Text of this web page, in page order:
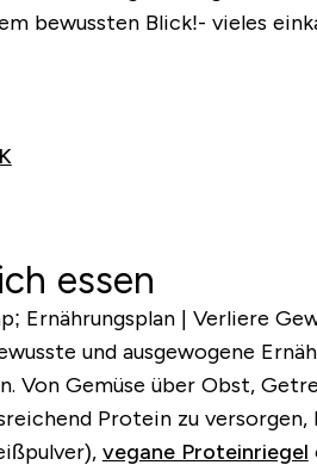
bewussten Blick!- vieles
essen
und ausgewogene
Gemüse über Obst,
Protein zu
vegane Proteinriegel